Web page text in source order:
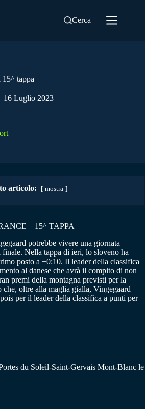
Cerca
15^ tappa
16 Luglio 2023
articolo: mostra
– 15^ TAPPA
potrebbe vivere una giornata
Nella tappa di ieri, lo sloveno ha
posto a +0:10. Il leader della classifica
al danese che avrà il compito di non
premi della montagna previsti per la
che, oltre alla maglia gialla, Vingegaard
per il leader della classifica a punti per
du Soleil-Saint-Gervais Mont-Blanc le